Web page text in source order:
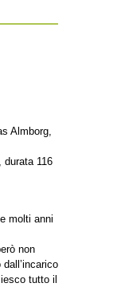
Almborg,
durata 116
molti anni
non
tutto il